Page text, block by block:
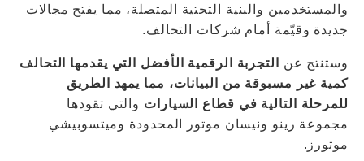
والمستخدمين والبنية التحتية المتصلة، مما يفتح مجالات
جديدة وقيّمة أمام شركات التحالف.
وستنتج عن
التجربة الرقمية الأفضل التي يقدمها التحالف
كمية غير مسبوقة من البيانات، مما يمهد الطريق
للمرحلة التالية في قطاع السيارات والتي تقودها
مجموعة رينو ونيسان موتور المحدودة وميتسوبيشي
موتورز.